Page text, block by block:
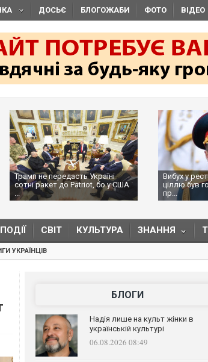
ДОСЬЄ БЛОГОЖАБИ ФОТО ВІДЕО
Трамп не передасть Україні
сотні ракет до Patriot, бо у США
...
Вибух у
ціллю був
пр...
СВІТ КУЛЬТУРА ЗНАННЯ
УКРАЇНЦІВ
БЛОГИ
Надія лише на культ жінки в
українській культурі
06.08.2026 08:49